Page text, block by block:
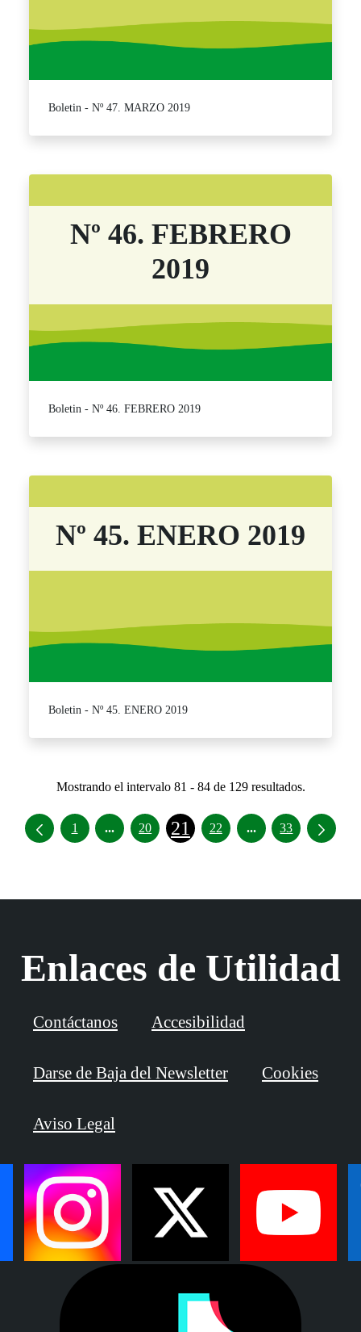
Boletin - Nº 47. MARZO 2019
Nº 46. FEBRERO
2019
Boletin - Nº 46. FEBRERO 2019
Nº 45. ENERO 2019
Boletin - Nº 45. ENERO 2019
Mostrando el intervalo 81 - 84 de 129 resultados.
1 ... Páginas intermedias Use TAB para
20 21 22 ...Páginas
33
Enlaces de Utilidad
Contáctanos Accesibilidad
Darse de Baja del Newsletter Cookies
Aviso Legal